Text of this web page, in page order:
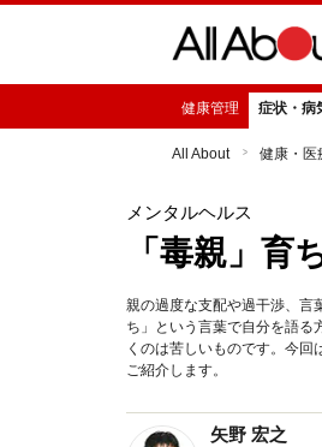
健康管理 症状・病
All About 健康・医
メンタルヘルス
「毒親」
親の過度な支配や過干渉、言
ち」という言葉で自分を語る
くのは苦しいものです。今
ご紹介します。
矢野 宏之